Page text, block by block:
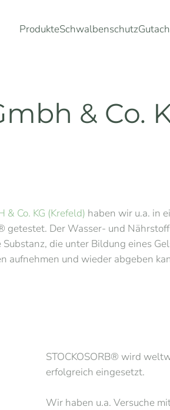
ProdukteSchwalbenschutz
& Co.
& Co. KG (Krefeld) haben wir u.a. in
getestet. Der Wasser- und
die unter Bildung eines
aufnehmen und wieder abgeben
STOCKOSORB® wird
erfolgreich eingesetzt.
Wir haben u.a. Versuche